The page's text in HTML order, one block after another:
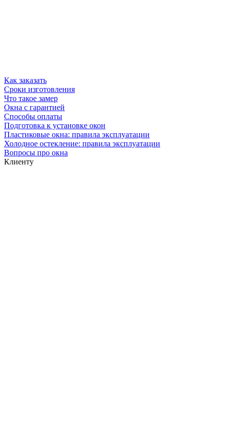
Как заказать
Сроки изготовления
Что такое замер
Окна с гарантией
Способы оплаты
Подготовка к установке окон
Пластиковые окна: правила эксплуатации
Холодное остекление: правила эксплуатации
Вопросы про окна
Клиенту